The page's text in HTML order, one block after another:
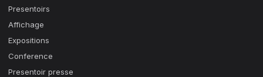
Presentoirs
Affichage
Expositions
Conference
Presentoir presse